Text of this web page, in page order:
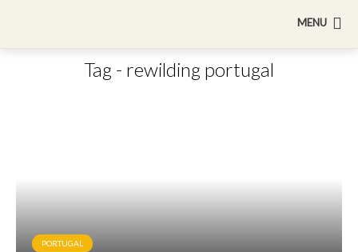
MENU
Tag - rewilding portugal
PORTUGAL